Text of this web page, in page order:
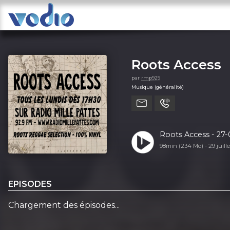
Roots Access
par rmp929
Musique (généralité)
Roots Access -
98min (234 Mo) - 29
EPISODES
Chargement des épisodes...